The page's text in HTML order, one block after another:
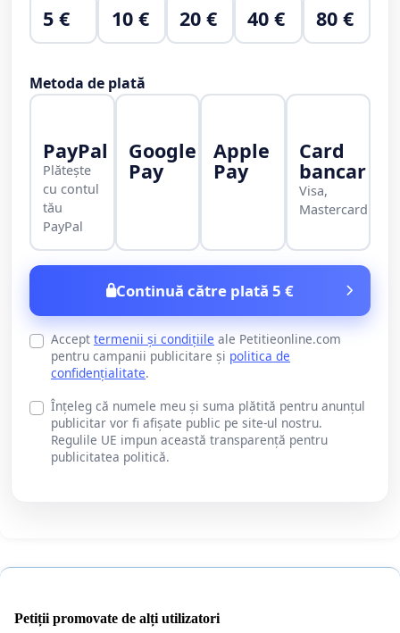
5 € 10 € 20 € 40 € 80 €
Metoda de plată
PayPal
Plătește
cu contul
tău
PayPal
Google
Pay
Apple
Pay
Card
bancar
Visa,
Mastercard
Continuă către plată 5 €
Accept termenii și condițiile ale Petitieonline.com
pentru campanii publicitare și politica de
confidențialitate.
Înțeleg că numele meu și suma plătită pentru anunțul
publicitar vor fi afișate public pe site-ul nostru.
Regulile UE impun această transparență pentru
publicitatea politică.
Petiții promovate de alți utilizatori